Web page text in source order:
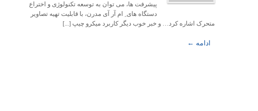
پیشرفت ها، می توان به توسعه تکنولوژی و اختراع
دستگاه های ِ ام آر آی مدرن، با قابلیت تهیه تصاویر
متحرک اشاره کرد… و خبر خوب دیگر کاربرد میکرو چیپ [...]
ادامه ←